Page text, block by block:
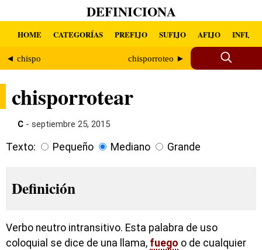
DEFINICIONA
HOME CATEGORÍAS PREFIJO SUFIJO AFIJO INFIJO
◄ chispo chisporroteo ►
chisporrotear
C - septiembre 25, 2015
Texto: Pequeño Mediano Grande
Definición
Verbo neutro intransitivo. Esta palabra de uso
coloquial se dice de una llama, fuego o de cualquier